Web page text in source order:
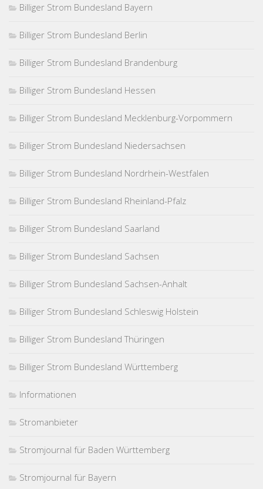
Billiger Strom Bundesland Bayern
Billiger Strom Bundesland Berlin
Billiger Strom Bundesland Brandenburg
Billiger Strom Bundesland Hessen
Billiger Strom Bundesland Mecklenburg-Vorpommern
Billiger Strom Bundesland Niedersachsen
Billiger Strom Bundesland Nordrhein-Westfalen
Billiger Strom Bundesland Rheinland-Pfalz
Billiger Strom Bundesland Saarland
Billiger Strom Bundesland Sachsen
Billiger Strom Bundesland Sachsen-Anhalt
Billiger Strom Bundesland Schleswig Holstein
Billiger Strom Bundesland Thüringen
Billiger Strom Bundesland Württemberg
Informationen
Stromanbieter
Stromjournal für Baden Württemberg
Stromjournal für Bayern